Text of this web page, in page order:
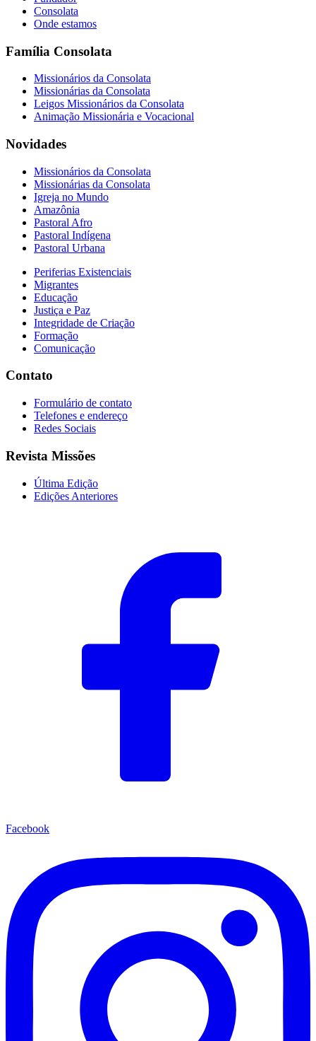
Consolata
Onde estamos
Família Consolata
Missionários da Consolata
Missionárias da Consolata
Leigos Missionários da Consolata
Animação Missionária e Vocacional
Novidades
Missionários da Consolata
Missionárias da Consolata
Igreja no Mundo
Amazônia
Pastoral Afro
Pastoral Indígena
Pastoral Urbana
Periferias Existenciais
Migrantes
Educação
Justiça e Paz
Integridade de Criação
Formação
Comunicação
Contato
Formulário de contato
Telefones e endereço
Redes Sociais
Revista Missões
Última Edição
Edições Anteriores
Facebook